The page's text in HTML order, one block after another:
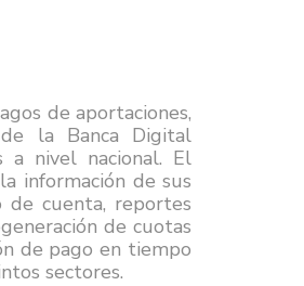
de aportaciones,
la Banca Digital
a nivel nacional. El
información de sus
cuenta, reportes
de cuotas
de pago en tiempo
sectores.